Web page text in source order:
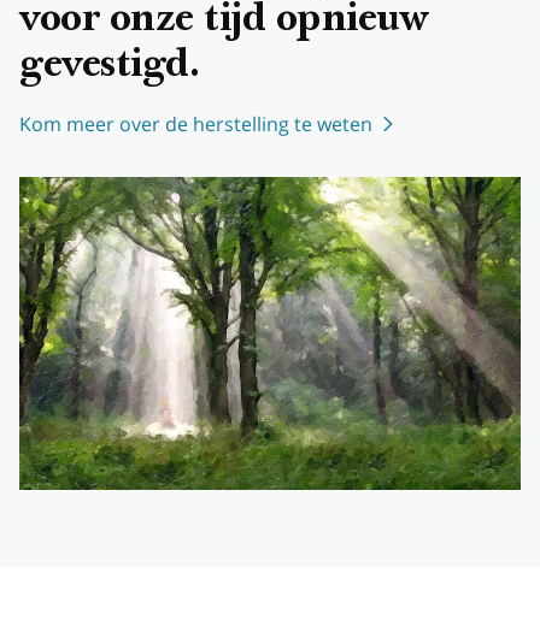
voor onze tijd opnieuw
gevestigd.
Kom meer over de herstelling te weten